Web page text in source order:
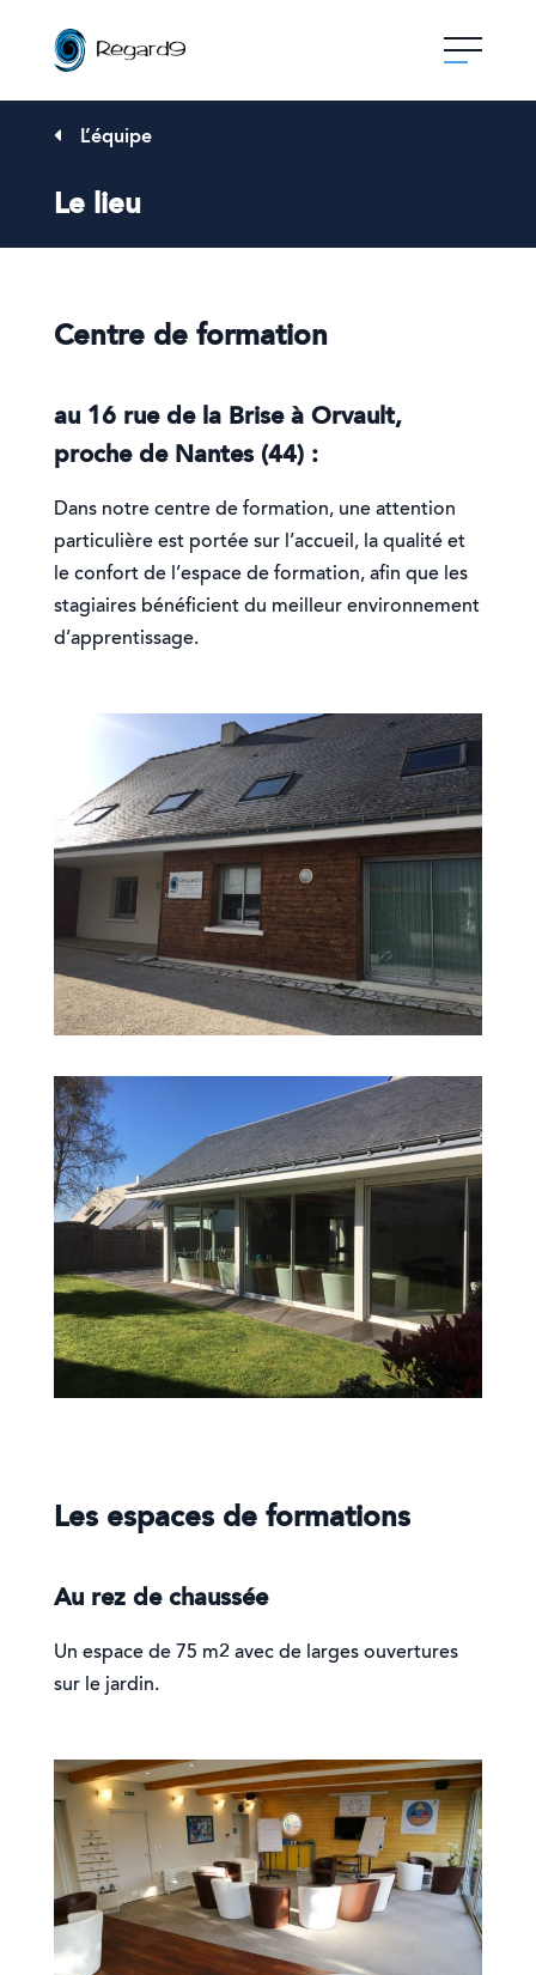
L’équipe
Le lieu
Centre de formation
au 16 rue de la Brise à Orvault,
proche de Nantes (44) :
Dans notre centre de formation, une attention
particulière est portée sur l’accueil, la qualité et
le confort de l’espace de formation, afin que les
stagiaires bénéficient du meilleur environnement
d’apprentissage.
Les espaces de formations
Au rez de chaussée
Un espace de 75 m2 avec de larges ouvertures
sur le jardin.